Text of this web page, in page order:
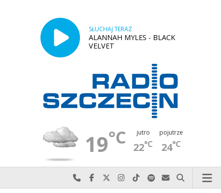
SŁUCHAJ TERAZ
ALANNAH MYLES - BLACK
VELVET
19°C jutro
22°C
pojutrze
24°C
Najlepiej po prostu do nas zadzwoń
Odwiedź nas na Facebook-u
Odwiedź nas na X
Odwiedź nas na Instagram-ie
Odwiedź nas na TikTok-u
Szukaj nas na Spotify
Wyślij do nas
Szukaj